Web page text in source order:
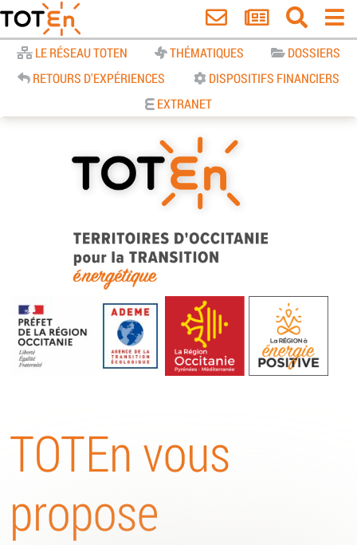
LE RÉSEAU TOTEN THÉMATIQUES
DOSSIERS
RETOURS D'EXPÉRIENCES
DISPOSITIFS FINANCIERS
EXTRANET
TOTEn Occitanie | Territoires
d’Occitanie pour la Transition
Energétique
TOTEn vous
propose